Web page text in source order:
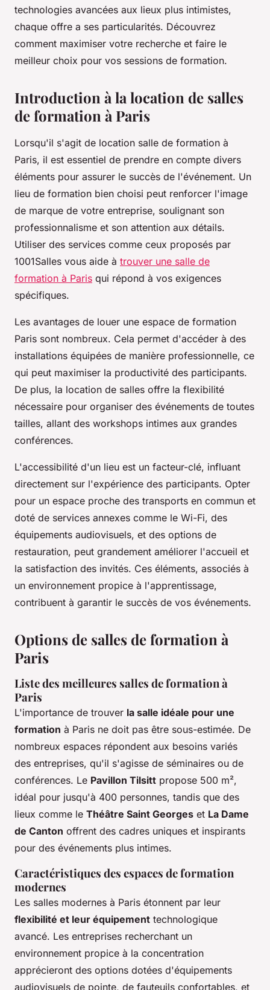
technologies avancées aux lieux plus intimistes,
chaque offre a ses particularités. Découvrez
comment maximiser votre recherche et faire le
meilleur choix pour vos sessions de formation.
Introduction à la location de salles
de formation à Paris
Lorsqu'il s'agit de location salle de formation à
Paris, il est essentiel de prendre en compte divers
éléments pour assurer le succès de l'événement. Un
lieu de formation bien choisi peut renforcer l'image
de marque de votre entreprise, soulignant son
professionnalisme et son attention aux détails.
Utiliser des services comme ceux proposés par
1001Salles vous aide à trouver une salle de
formation à Paris qui répond à vos exigences
spécifiques.
Les avantages de louer une espace de formation
Paris sont nombreux. Cela permet d'accéder à des
installations équipées de manière professionnelle, ce
qui peut maximiser la productivité des participants.
De plus, la location de salles offre la flexibilité
nécessaire pour organiser des événements de toutes
tailles, allant des workshops intimes aux grandes
conférences.
L'accessibilité d'un lieu est un facteur-clé, influant
directement sur l'expérience des participants. Opter
pour un espace proche des transports en commun et
doté de services annexes comme le Wi-Fi, des
équipements audiovisuels, et des options de
restauration, peut grandement améliorer l'accueil et
la satisfaction des invités. Ces éléments, associés à
un environnement propice à l'apprentissage,
contribuent à garantir le succès de vos événements.
Options de salles de formation à
Paris
Liste des meilleures salles de formation à
Paris
L'importance de trouver la salle idéale pour une
formation à Paris ne doit pas être sous-estimée. De
nombreux espaces répondent aux besoins variés
des entreprises, qu'il s'agisse de séminaires ou de
conférences. Le Pavillon Tilsitt propose 500 m²,
idéal pour jusqu'à 400 personnes, tandis que des
lieux comme le Théâtre Saint Georges et La Dame
de Canton offrent des cadres uniques et inspirants
pour des événements plus intimes.
Caractéristiques des espaces de formation
modernes
Les salles modernes à Paris étonnent par leur
flexibilité et leur équipement technologique
avancé. Les entreprises recherchant un
environnement propice à la concentration
apprécieront des options dotées d'équipements
audiovisuels de pointe, de fauteuils confortables, et